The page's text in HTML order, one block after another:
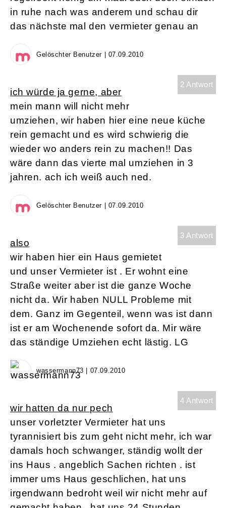
in ruhe nach was anderem und schau dir
das nächste mal den vermieter genau an
Gelöschter Benutzer | 07.09.2010
2 Antwort
ich würde ja gerne, aber
mein mann will nicht mehr
umziehen, wir haben hier eine neue küche
rein gemacht und es wird schwierig die
wieder wo anders rein zu machen!! Das
wäre dann das vierte mal umziehen in 3
jahren. ach ich weiß auch ned.
Gelöschter Benutzer | 07.09.2010
3 Antwort
also
wir haben hier ein Haus gemietet
und unser Vermieter ist . Er wohnt eine
Straße weiter aber ist die ganze Woche
nicht da. Wir haben NULL Probleme mit
dem. Ganz im Gegenteil, wenn was ist dann
ist er am Wochenende sofort da. Mir wäre
das ständige Umziehen echt lästig. LG
wassermann73 | 07.09.2010
4 Antwort
wir hatten da nur pech
unser vorletzter Vermieter hat uns
tyrannisiert bis zum geht nicht mehr, ich war
damals hoch schwanger, ständig wollt der
ins Haus . angeblich Sachen richten . ist
immer ums Haus geschlichen, hat uns
irgendwann bedroht weil wir nicht mehr auf